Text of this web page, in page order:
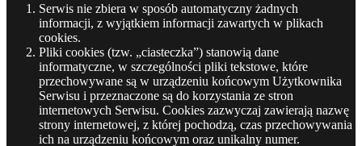
Serwis nie zbiera w sposób automatyczny żadnych
informacji, z wyjątkiem informacji zawartych w plikach
cookies.
Pliki cookies (tzw. „ciasteczka”) stanowią dane
informatyczne, w szczególności pliki tekstowe, które
przechowywane są w urządzeniu końcowym Użytkownika
Serwisu i przeznaczone są do korzystania ze stron
internetowych Serwisu. Cookies zazwyczaj zawierają nazwę
strony internetowej, z której pochodzą, czas przechowywania
ich na urządzeniu końcowym oraz unikalny numer.